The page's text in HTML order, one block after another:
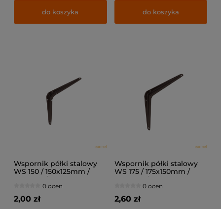
do koszyka do koszyka
Wspornik półki stalowy
WS 150 / 150x125mm /
0 ocen
2,00 zł
Wspornik półki stalowy
WS 175 / 175x150mm /
0 ocen
2,60 zł